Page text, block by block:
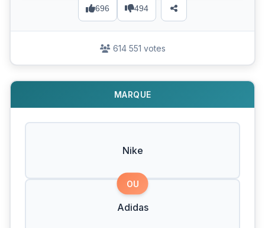
696 494
614 551 votes
MARQUE
Nike
OU
Adidas